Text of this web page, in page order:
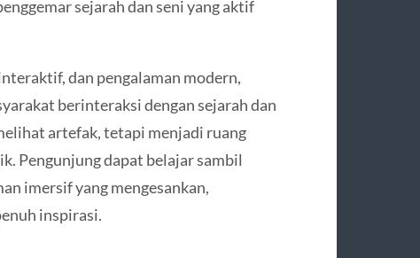
sejarah dan seni yang aktif
dan pengalaman modern,
berinteraksi dengan sejarah dan
artefak, tetapi menjadi ruang
Pengunjung dapat belajar sambil
imersif yang mengesankan,
inspirasi.